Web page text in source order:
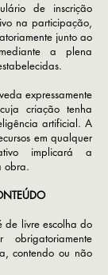
de inscrição
na participação,
junto ao
a plena
expressamente
criação tenha
artificial. A
em qualquer
implicará a
obra.
livre escolha do
obrigatoriamente
contendo ou não